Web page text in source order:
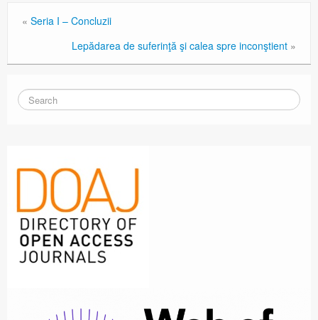
« Seria I – Concluzii
Lepădarea de suferinţă şi calea spre inconştient »